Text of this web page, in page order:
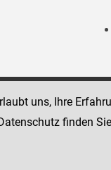
1080 Wien
Telefon:
uns, Ihre
finden Sie